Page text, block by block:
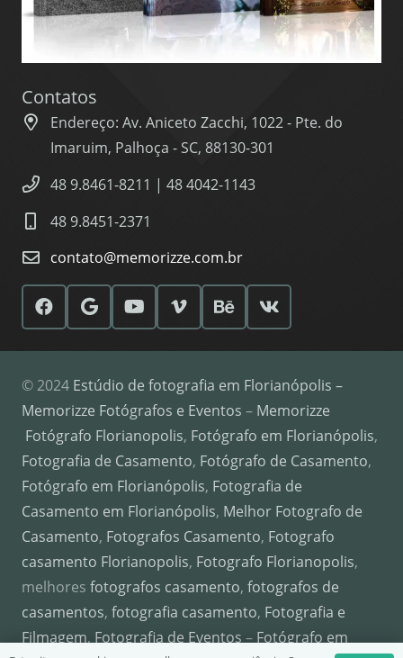
Contatos
Endereço: Av. Aniceto Zacchi, 1022 - Pte. do
Imaruim, Palhoça - SC, 88130-301
48 9.8461-8211 | 48 4042-1143
48 9.8451-2371
contato@memorizze.com.br
© 2024 Estúdio de fotografia em Florianópolis –
Memorizze Fotógrafos e Eventos – Memorizze
Fotógrafo Florianopolis, Fotógrafo em Florianópolis,
Fotografia de Casamento, Fotógrafo de Casamento,
Fotógrafo em Florianópolis, Fotografia de
Casamento em Florianópolis, Melhor Fotografo de
Casamento, Fotografos Casamento, Fotografo
casamento Florianopolis, Fotografo Florianopolis,
melhores fotografos casamento, fotografos de
casamentos, fotografia casamento, Fotografia e
Filmagem, Fotografia de Eventos – Fotógrafo em